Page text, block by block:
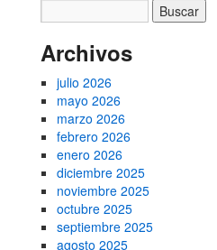
Archivos
julio 2026
mayo 2026
marzo 2026
febrero 2026
enero 2026
diciembre 2025
noviembre 2025
octubre 2025
septiembre 2025
agosto 2025